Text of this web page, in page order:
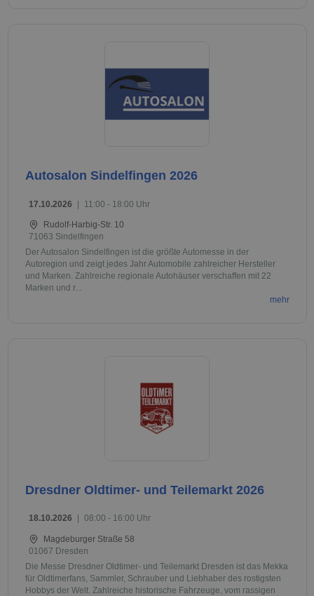
Autosalon Sindelfingen 2026
17.10.2026 | 11:00 - 18:00 Uhr
Rudolf-Harbig-Str. 10
71063 Sindelfingen
Der Autosalon Sindelfingen ist die größte Automesse in der
Autoregion und zeigt jedes Jahr Automobile zahlreicher Hersteller
und Marken. Zahlreiche regionale Autohäuser verschaffen mit 22
Marken und r...
mehr
Dresdner Oldtimer- und Teilemarkt 2026
18.10.2026 08:00 - 16:00 Uhr
Magdeburger Straße 58
01067 Dresden
Die Messe Dresdner Oldtimer- und Teilemarkt Dresden ist das Mekka
für Oldtimerfans, Sammler, Schrauber und Liebhaber des rostigsten
Hobbys der Welt. Zahlreiche historische Fahrzeuge, vom rassigen